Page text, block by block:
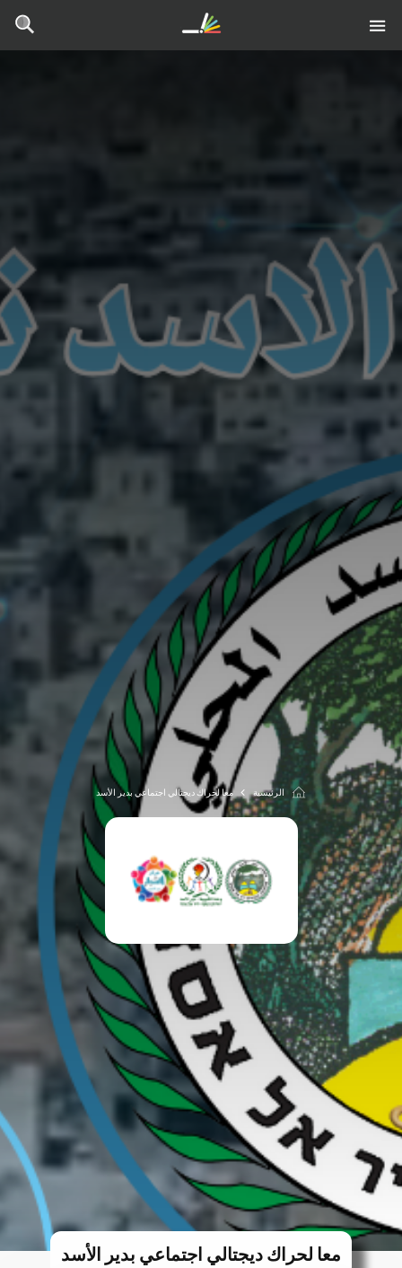
الرئيسية معا لحراك ديجتالي اجتماعي بدير الأسد
معا لحراك ديجتالي اجتماعي بدير الأسد